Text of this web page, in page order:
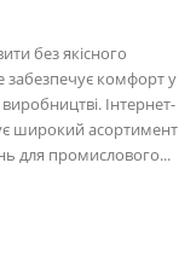
без якісного
забезпечує комфорт у
Інтернет-
широкий асортимент
для промислового...